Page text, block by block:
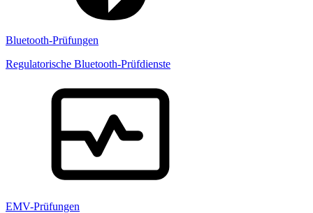
Bluetooth-Prüfungen
Regulatorische Bluetooth-Prüfdienste
EMV-Prüfungen